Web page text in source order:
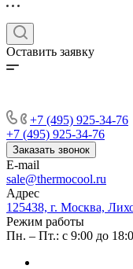
Оставить заявку
+7 (495) 925-34-76
+7 (495) 925-34-76
Заказать звонок
E-mail
sale@thermocool.ru
Адрес
125438, г. Москва,
Режим работы
Пн. – Пт.: с 9:00 до